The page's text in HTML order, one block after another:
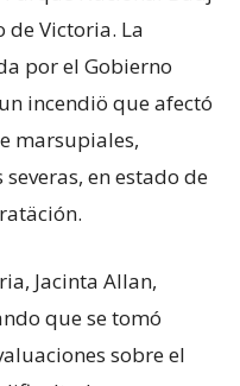
de Victoria. La
por el Gobierno
incendiö que afectó
marsupiales,
en estado de
Jacinta Allan,
que se tomó
sobre el